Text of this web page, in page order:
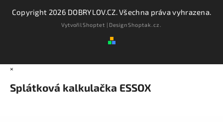
Copyright 2026 DOBRYLOV.CZ. Všechna práva vyhrazena.
VytvořilShoptet | DesignShoptak.cz.
×
Splátková kalkulačka ESSOX